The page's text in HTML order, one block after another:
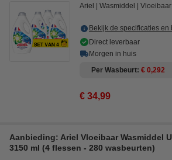
Ariel Wasmiddel Vloeibaar
Bekijk de specificaties en
Direct leverbaar
Morgen in huis
Per Wasbeurt € 0,292
€ 34,99
Aanbieding: Ariel Vloeibaar Wasmiddel
3150 ml (4 flessen - 280 wasbeurten)